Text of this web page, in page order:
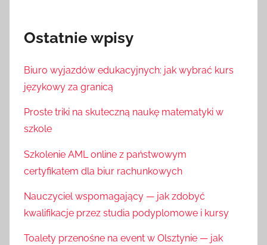
Ostatnie wpisy
Biuro wyjazdów edukacyjnych: jak wybrać kurs
językowy za granicą
Proste triki na skuteczną naukę matematyki w
szkole
Szkolenie AML online z państwowym
certyfikatem dla biur rachunkowych
Nauczyciel wspomagający — jak zdobyć
kwalifikacje przez studia podyplomowe i kursy
Toalety przenośne na event w Olsztynie — jak